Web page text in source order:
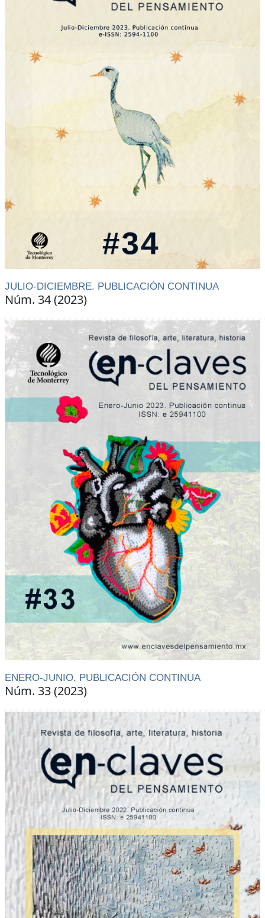
JULIO-DICIEMBRE. PUBLICACIÓN CONTINUA
Núm. 34 (2023)
ENERO-JUNIO. PUBLICACIÓN CONTINUA
Núm. 33 (2023)